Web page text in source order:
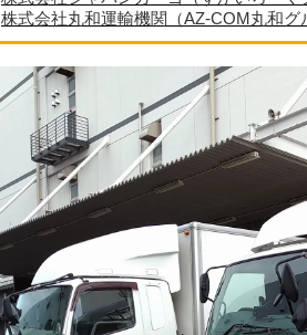
株式会社丸和運輸機関（AZ-COM丸和グ